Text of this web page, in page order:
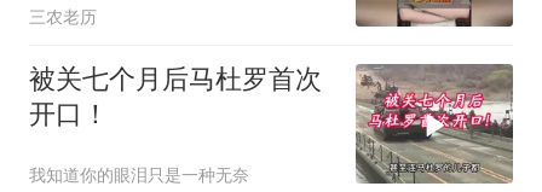
三农老历
被关七个月后马杜罗首次
开口！
我知道你的眼泪只是一种无奈